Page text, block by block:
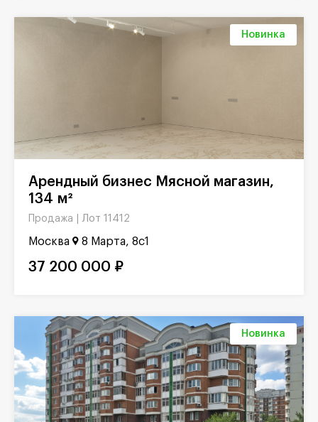
Новинка
Арендный бизнес Мясной магазин,
134 м²
Продажа | Лот 11412
Москва 8 Марта, 8с1
37 200 000 ₽
Новинка